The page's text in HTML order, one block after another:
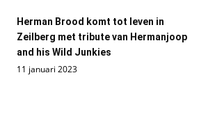
Herman Brood komt tot leven in
Zeilberg met tribute van Hermanjoop
and his Wild Junkies
11 januari 2023